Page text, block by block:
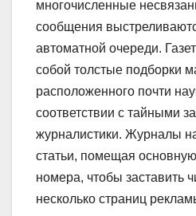
многочисленные
сообщения
автоматной очереди.
собой толстые подборки
расположенного почти
соответствии с тайными
журналистики. Журналы
статьи, помещая основную
номера, чтобы заставить
несколько страниц